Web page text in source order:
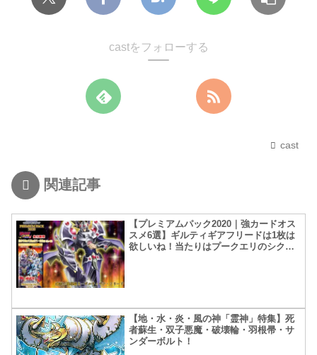
castをフォローする
cast
関連記事
【プレミアムパック2020｜強カードオス
スメ6選】ギルティギアフリードは1枚は
欲しいね！当たりはプークエリのシクか
【地・水・炎・風の神「霊神」特集】死
者蘇生・双子悪魔・破壊輪・羽根帚・サ
ンダーボルト！